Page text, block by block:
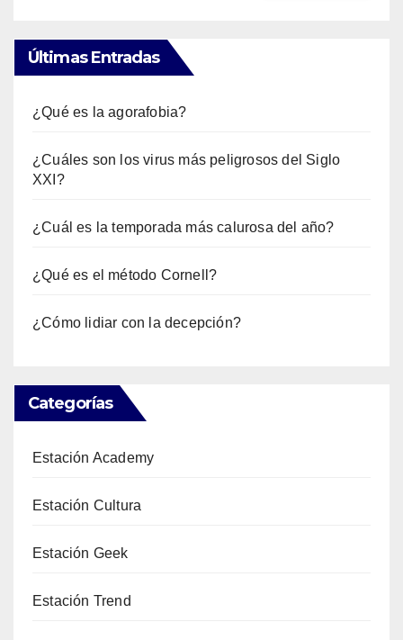
Últimas Entradas
¿Qué es la agorafobia?
¿Cuáles son los virus más peligrosos del Siglo
XXI?
¿Cuál es la temporada más calurosa del año?
¿Qué es el método Cornell?
¿Cómo lidiar con la decepción?
Categorías
Estación Academy
Estación Cultura
Estación Geek
Estación Trend